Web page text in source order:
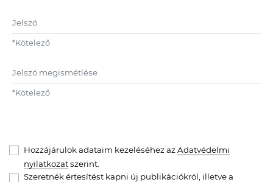
Jelszó
*Kötelező
Jelszó megismétlése
*Kötelező
Hozzájárulok adataim kezeléséhez azAdatvédelmi
nyilatkozatszerint.
Szeretnék értesítést kapni új publikációkról, illetve a